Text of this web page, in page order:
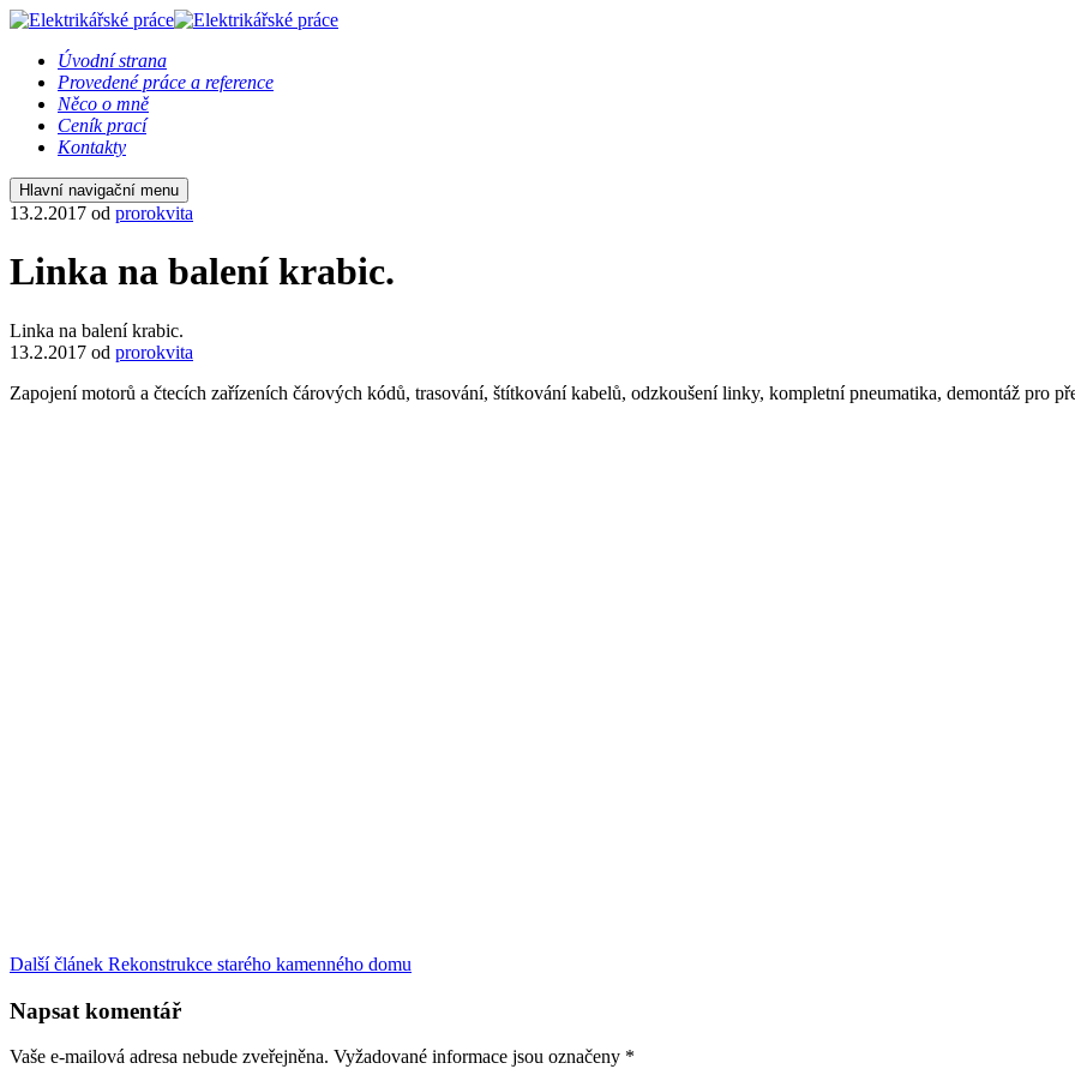
Úvodní strana
Provedené práce a reference
Něco o mně
Ceník prací
Kontakty
Hlavní navigační menu
13.2.2017 od prorokvita
Linka na balení krabic.
Linka na balení krabic.
13.2.2017 od prorokvita
Zapojení motorů a čtecích zařízeních čárových kódů, trasování, štítkování kabelů, odzkoušení linky, kompletní pneumatika, demontáž pro
Další článek Rekonstrukce starého kamenného domu
Napsat komentář
Vaše e-mailová adresa nebude zveřejněna. Vyžadované informace jsou označeny *